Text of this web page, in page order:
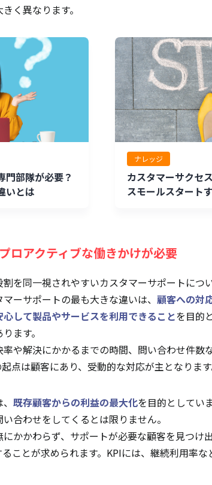
く異なります。
門部隊が必要？
いとは
ナレッジ
カスタマーサクセ
スモールスタート
ロアクティブな働きかけが必要
を同一視されやすいカスタマーサポートにつ
ーサポートの最も大きな違いは、 顧客への対
して製品やサービスを利用できることを目的
ます。
や解決にかかるまでの時間、問い合わせ件数
点は顧客にあり、受動的な対応が主となります
既存顧客からの利益の最大化を目的としてい
合わせをしてくるとは限りません。
かかわらず、サポートが必要な顧客を見つけ
ることが求められます。KPIには、継続利用率